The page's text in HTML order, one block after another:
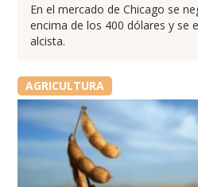
En el mercado de Chicago se
encima de los 400 dólares y se
alcista.
AGRICULTURA